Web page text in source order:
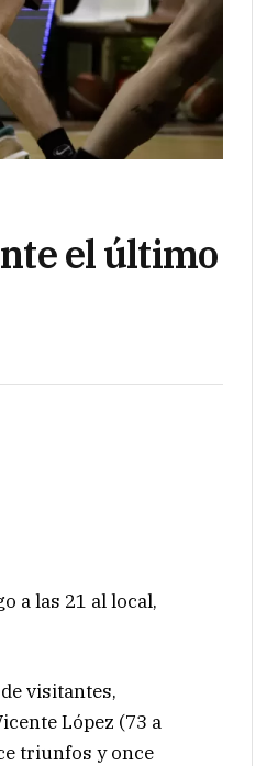
el último
a las 21 al local,
visitantes,
López (73 a
triunfos y once